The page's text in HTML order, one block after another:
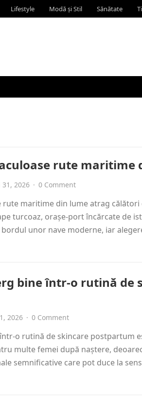
Lifestyle Modă și Stil Sănătate
rute maritime
31, 2026 · 0 Comment
rute maritime din lume atrag
turcoaz, orașe-port încărcate de
unor nave moderne, iar
bine într-o rutină de
2026 · 0 Comment
o rutină de skincare postpartum
multe femei după naștere,
semnificative care pot duce la